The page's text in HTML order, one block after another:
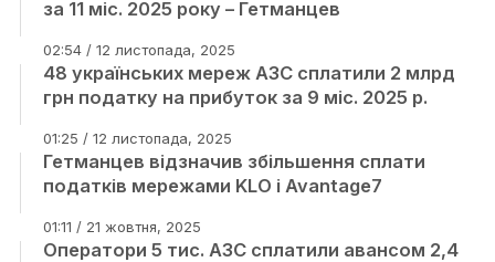
за 11 міс. 2025 року – Гетманцев
02:54 / 12 листопада, 2025
48 українських мереж АЗС сплатили 2 млрд
грн податку на прибуток за 9 міс. 2025 р.
01:25 / 12 листопада, 2025
Гетманцев відзначив збільшення сплати
податків мережами KLO і Avantage7
01:11 / 21 жовтня, 2025
Оператори 5 тис. АЗС сплатили авансом 2,4